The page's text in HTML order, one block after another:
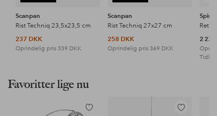
Scanpan
Rist Techniq 23,5x23,5 cm
237 DKK
Oprindelig pris 339 DKK
Scanpan
Rist Techniq 27x27 cm
258 DKK
Oprindelig pris 369 DKK
Retro
2
Tidl.
Favoritter lige nu
Tilføj
Tilføj